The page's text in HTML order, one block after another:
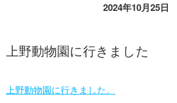
2024年10月25日
上野動物園に行きました
上野動物園に行きました。